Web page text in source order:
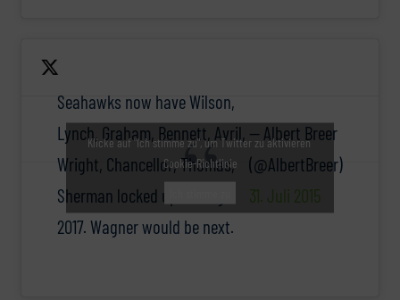
Seahawks now have Wilson,
Lynch, Graham, Bennett, Avril,
Wright, Chancellor, Thomas,
Sherman locked up through
2017. Wagner would be next.
— Albert Breer
(@AlbertBreer)
31. Juli 2015
Klicke auf "Ich stimme zu", um Twitter zu aktivieren
Cookie-Richtlinie